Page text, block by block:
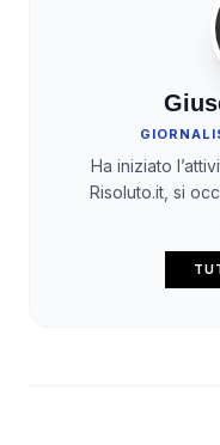
Ha iniziato
Risoluto.it, si